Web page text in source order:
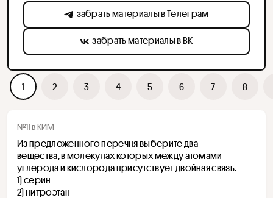
1 2 3 4 5 6 7 8
№11 в КИМ
Из предложенного перечня выберите два
вещества, в молекулах которых между атомами
углерода и кислорода присутствует двойная связь.
1) серин
2) нитроэтан
забрать материалы в Телеграм
забрать материалы в ВК